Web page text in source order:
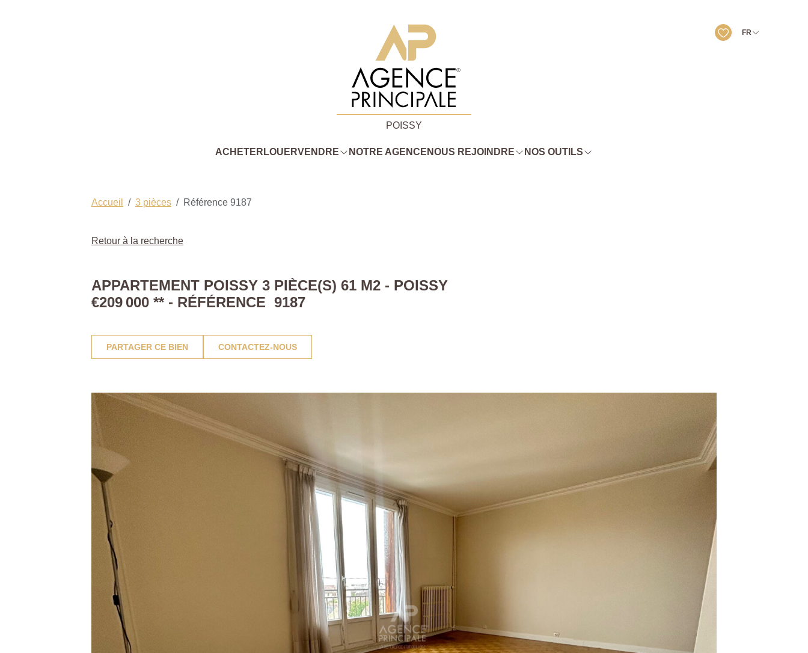
FR
POISSY
ACHETER LOUERVENDRE NOTRE AGENCE NOUS REJOINDRE NOS OUTILS
Accueil 3 pièces Référence 9187
Retour à la recherche
APPARTEMENT POISSY 3 PIÈCE(S) 61 M2 - POISSY
€209 000 ** - RÉFÉRENCE 9187
PARTAGER CE BIEN CONTACTEZ-NOUS